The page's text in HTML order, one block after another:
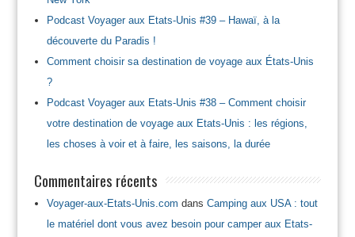
Podcast Voyager aux Etats-Unis #39 – Hawaï, à la
découverte du Paradis !
Comment choisir sa destination de voyage aux États-Unis
?
Podcast Voyager aux Etats-Unis #38 – Comment choisir
votre destination de voyage aux Etats-Unis : les régions,
les choses à voir et à faire, les saisons, la durée
Commentaires récents
Voyager-aux-Etats-Unis.com dans Camping aux USA : tout
le matériel dont vous avez besoin pour camper aux Etats-